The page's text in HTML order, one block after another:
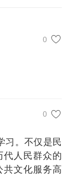
凤来”？
0
0
习。不仅是民
代人民群众的
共文化服务高